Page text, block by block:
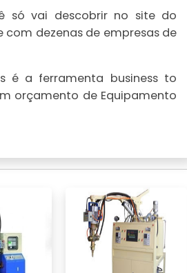
só vai descobrir no site do
dezenas de empresas de
é a ferramenta business to
orçamento de Equipamento